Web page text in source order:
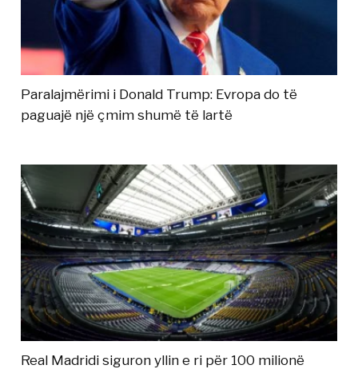
Paralajmërimi i Donald Trump: Evropa do të
paguajë një çmim shumë të lartë
Real Madridi siguron yllin e ri për 100 milionë